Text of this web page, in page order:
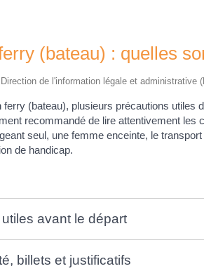
(bateau) : quelles
de l'information légale et administrative
ferry (bateau), plusieurs précautions
recommandé de lire attentivement les
seul, une femme enceinte, le
de handicap.
avant le départ
billets et justificatifs